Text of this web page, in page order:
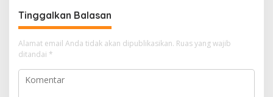
Tinggalkan Balasan
Alamat email Anda tidak akan dipublikasikan. Ruas yang wajib
ditandai *